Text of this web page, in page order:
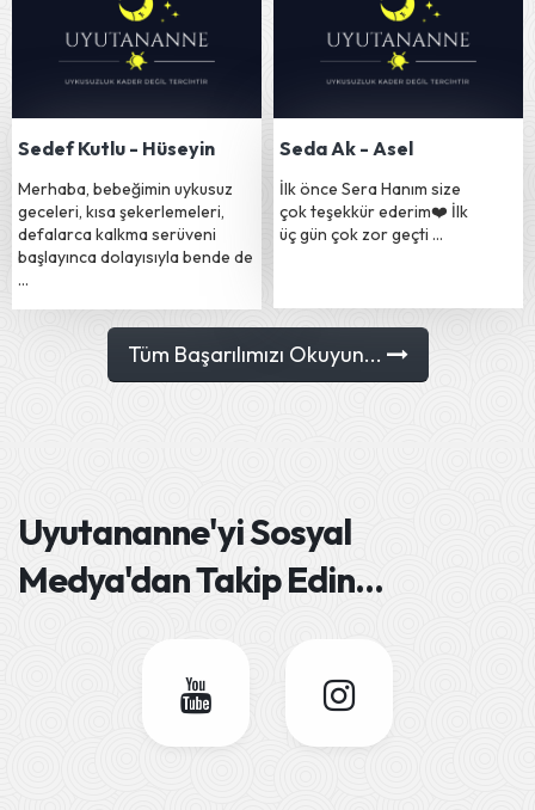
Sedef Kutlu - Hüseyin
Merhaba, bebeğimin uykusuz
geceleri, kısa şekerlemeleri,
defalarca kalkma serüveni
başlayınca dolayısıyla bende de
…
Seda Ak - Asel
İlk önce Sera Hanım size
çok teşekkür ederim❤️ İlk
üç gün çok zor geçti …
Tüm Başarılımızı Okuyun...
Uyutananne'yiSosyal
Medya'dan Takip Edin...